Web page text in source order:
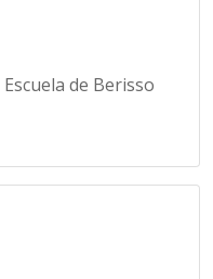
de Berisso